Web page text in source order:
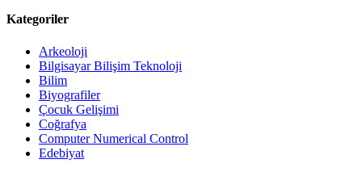
Kategoriler
Arkeoloji
Bilgisayar Bilişim Teknoloji
Bilim
Biyografiler
Çocuk Gelişimi
Coğrafya
Computer Numerical Control
Edebiyat